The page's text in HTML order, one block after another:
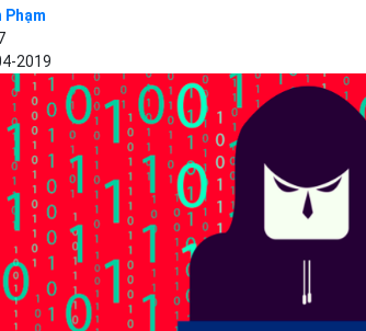
Bảng giá
Bảng giá
Bảng giá
Phạm
2019